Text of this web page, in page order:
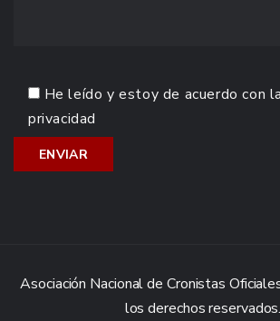
He leído y estoy de acuerdo con la
privacidad
Asociación Nacional de Cronistas
los derechos reservados.